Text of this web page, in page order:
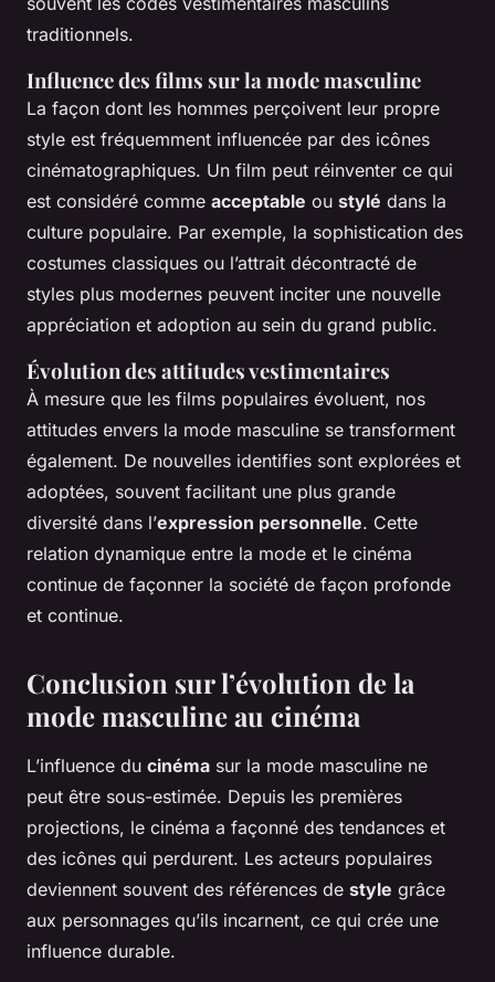
traditionnels.
Influence des films sur la mode masculine
La façon dont les hommes perçoivent leur propre
style est fréquemment influencée par des icônes
cinématographiques. Un film peut réinventer ce qui
est considéré comme acceptable ou stylé dans la
culture populaire. Par exemple, la sophistication des
costumes classiques ou l’attrait décontracté de
styles plus modernes peuvent inciter une nouvelle
appréciation et adoption au sein du grand public.
Évolution des attitudes vestimentaires
À mesure que les films populaires évoluent, nos
attitudes envers la mode masculine se transforment
également. De nouvelles identifies sont explorées et
adoptées, souvent facilitant une plus grande
diversité dans l’expression personnelle. Cette
relation dynamique entre la mode et le cinéma
continue de façonner la société de façon profonde
et continue.
Conclusion sur l’évolution de la
mode masculine au cinéma
L’influence du cinéma sur la mode masculine ne
peut être sous-estimée. Depuis les premières
projections, le cinéma a façonné des tendances et
des icônes qui perdurent. Les acteurs populaires
deviennent souvent des références de style grâce
aux personnages qu’ils incarnent, ce qui crée une
influence durable.